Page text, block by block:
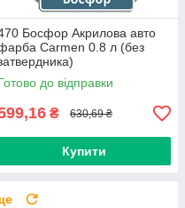
Босфор Акрилова авто
Carmen 0.8 л (без
до відправки
₴ 630,69 ₴
Купити